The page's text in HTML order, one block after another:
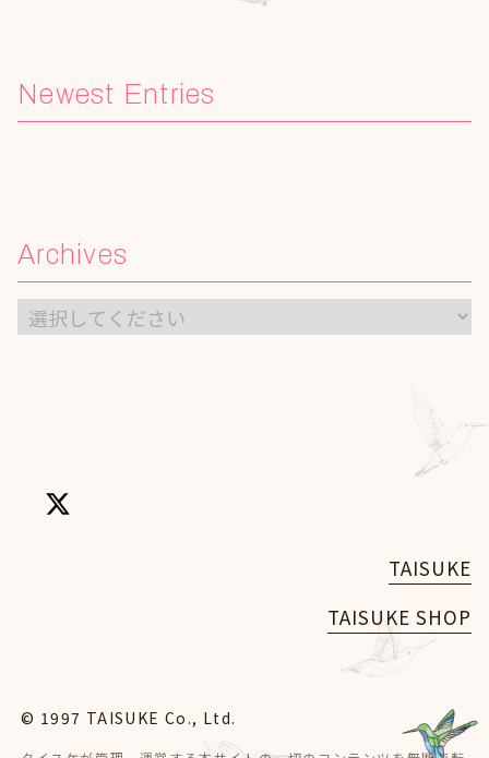
Newest Entries
Archives
TAISUKE
TAISUKE SHOP
© 1997 TAISUKE Co., Ltd.